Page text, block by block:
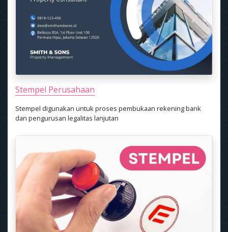
Stempel Perusahaan
Stempel digunakan untuk proses pembukaan rekening bank
dan pengurusan legalitas lanjutan